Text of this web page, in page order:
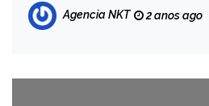
Agencia NKT 2 anos ago